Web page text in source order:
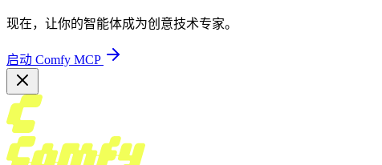
现在，让你的智能体成为创意技术专家。
启动 Comfy MCP